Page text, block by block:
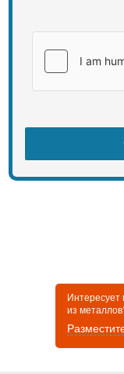
Интересует
из